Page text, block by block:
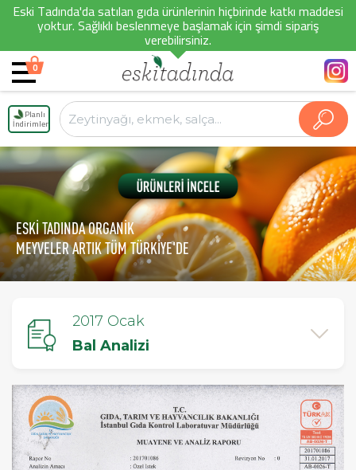
Eski Tadında'da satılan gıda ürünlerinin hiçbirinde katkı maddesi
yoktur. Sağlıklı beslenmeye başlamak için şimdi sipariş
verebilirsiniz.
0
Planlı
İndirimler
ESKİ TADINDA ORGANİK
MEYVELER ARTIK TÜM TÜRKİYE'DE
2017 Ocak
Bal Analizi